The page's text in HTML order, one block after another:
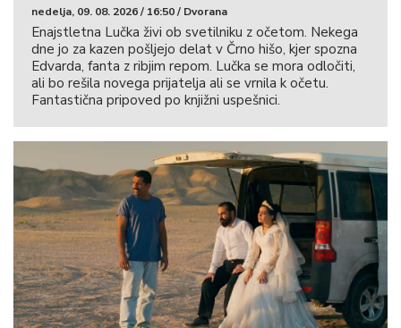
nedelja, 09. 08. 2026 / 16:50 / Dvorana
Enajstletna Lučka živi ob svetilniku z očetom. Nekega
dne jo za kazen pošljejo delat v Črno hišo, kjer spozna
Edvarda, fanta z ribjim repom. Lučka se mora odločiti,
ali bo rešila novega prijatelja ali se vrnila k očetu.
Fantastična pripoved po knjižni uspešnici.